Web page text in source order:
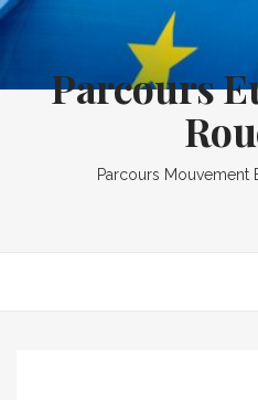
Parcours
Parcours Mouvement